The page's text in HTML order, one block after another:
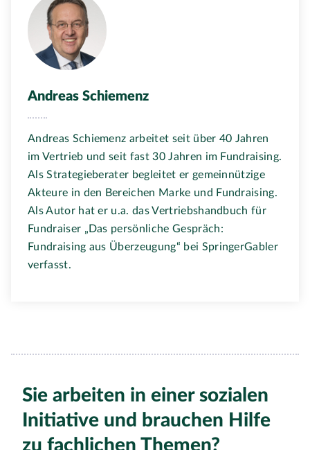
Andreas Schiemenz
Andreas Schiemenz arbeitet seit über 40 Jahren
im Vertrieb und seit fast 30 Jahren im Fundraising.
Als Strategieberater begleitet er gemeinnützige
Akteure in den Bereichen Marke und Fundraising.
Als Autor hat er u.a. das Vertriebshandbuch für
Fundraiser „Das persönliche Gespräch:
Fundraising aus Überzeugung“ bei SpringerGabler
verfasst.
Sie arbeiten in einer sozialen
Initiative und brauchen Hilfe
zu fachlichen Themen?